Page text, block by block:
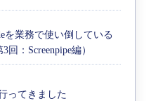
を業務で使い倒している
回：Screenpipe編）
ってきました